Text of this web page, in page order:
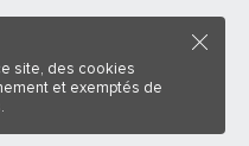
site, des cookies
et exemptés de